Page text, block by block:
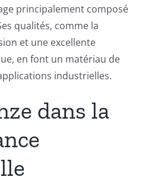
principalement composé
qualités, comme la
et une excellente
en font un matériau de
industrielles.
dans la